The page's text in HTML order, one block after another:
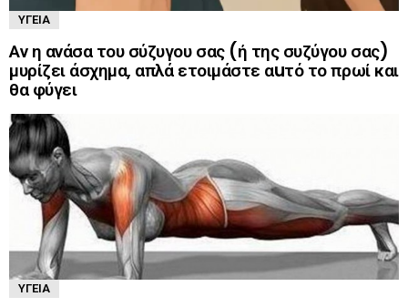
ΥΓΕΊΑ
Αν η ανάσα του σύζυγου σας (ή της συζύγου σας)
μυρίζει άσχημα, απλά ετοιμάστε αuτό το πρωί και
θα φύγει
ΥΓΕΊΑ